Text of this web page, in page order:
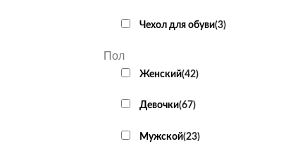
Чехол для обуви(3)
Пол
Женский(42)
Девочки(67)
Мужской(23)